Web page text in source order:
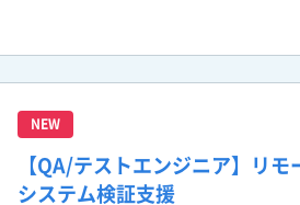
NEW
【QA/テストエンジニア】リモ
システム検証支援